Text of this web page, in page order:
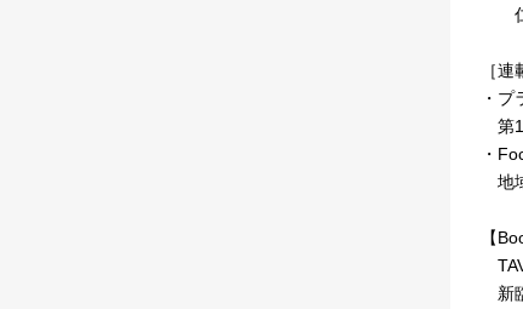
仁
［連
・
第
・
地
【
新